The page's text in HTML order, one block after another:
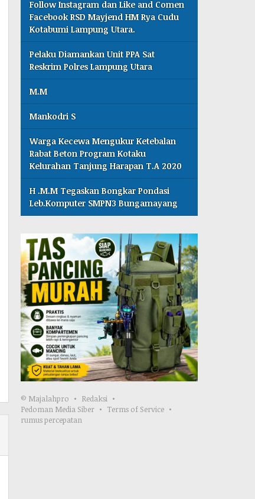
Follow Instagram dan Like and Comen
Facebook RSD Mayjend HM Rya Cudu
Kotabumi Lampung Utara.
Pelaku Diamankan Unit PPA Sat
Reskrim Polres Lampung Utara
M.M
Mankodri S
Warga Kecewa Mengukur Ketebalan
Rabat Beton Program Kotaku
Kelurahan Tanjung Harapan T.A 2020
H .M.M Tegaskan Bongkar Pondasi
Leb.Komputer SMPN3 Bungamayang
© Majalahpro
Redaksi
Pedoman Media Siber
Terms of Service
rumus percepatan